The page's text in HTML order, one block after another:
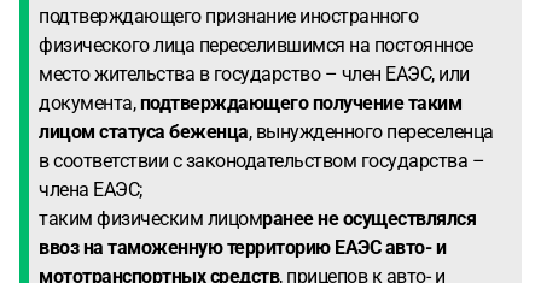
подтверждающего признание иностранного
физического лица переселившимся на постоянное
место жительства в государство – член ЕАЭС, или
документа,подтверждающего получение таким
лицом статуса беженца, вынужденного переселенца
в соответствии с законодательством государства –
члена ЕАЭС;
таким физическим лицомранее не осуществлялся
ввоз на таможенную территорию ЕАЭС авто- и
мототранспортных средств, прицепов к авто- и